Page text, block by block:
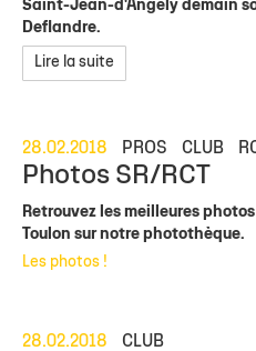
Saint-Jean-d'Angély demain
Deflandre.
Lire la suite
28.02.2018 PROS CLUB
Photos SR/RCT
Retrouvez les meilleures
Toulon sur notre photothèque.
Les photos !
28.02.2018 CLUB